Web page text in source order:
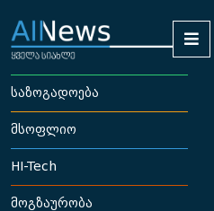
საზოგადოება
მსოფლიო
HI-Tech
მოგზაურობა